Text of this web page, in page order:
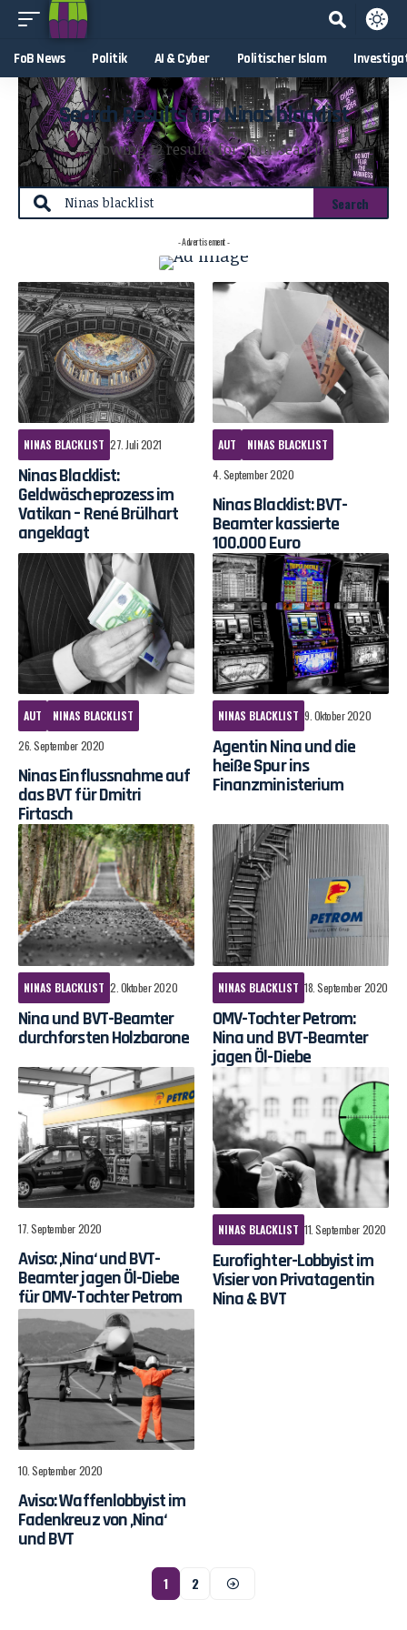
FoB News Politik AI & Cyber Politischer Islam
Search Results for: Ninas blacklist
Showing 12 results for your search
- Advertisement -
NINAS BLACKLIST 27. Juli 2021
Ninas Blacklist:
Geldwäscheprozess im
Vatikan – René Brülhart
angeklagt
AUT
NINAS BLACKLIST
4. September 2020
Ninas Blacklist: BVT-
Beamter kassierte
100.000 Euro
AUT
NINAS BLACKLIST
26. September 2020
Ninas Einflussnahme auf
das BVT für Dmitri
Firtasch
NINAS BLACKLIST 9. Oktober 2020
Agentin Nina und die
heiße Spur ins
Finanzministerium
NINAS BLACKLIST 2. Oktober 2020
Nina und BVT-Beamter
durchforsten Holzbarone
NINAS BLACKLIST 18. September 2020
OMV-Tochter Petrom:
Nina und BVT-Beamter
jagen Öl-Diebe
17. September 2020
Aviso: ‚Nina‘ und BVT-
Beamter jagen Öl-Diebe
für OMV-Tochter Petrom
NINAS BLACKLIST 11. September 2020
Eurofighter-Lobbyist im
Visier von Privatagentin
Nina & BVT
10. September 2020
Aviso: Waffenlobbyist im
Fadenkreuz von ‚Nina‘
und BVT
1 2